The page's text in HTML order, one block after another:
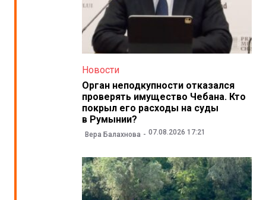
Новости
Орган неподкупности отказался
проверять имущество Чебана. Кто
покрыл его расходы на суды
в Румынии?
Вера Балахнова 07.08.2026 17:21